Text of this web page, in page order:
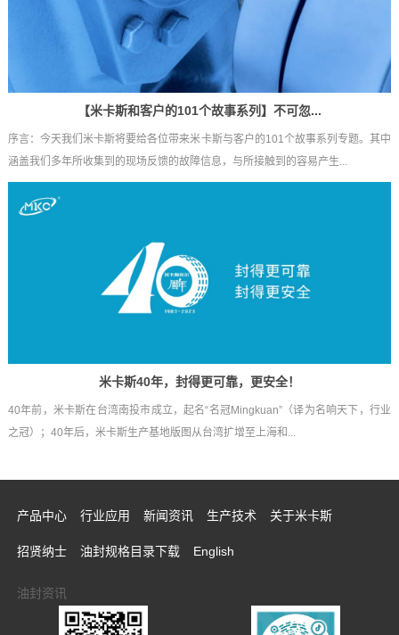
【米卡斯和客户的101个故事系列】不可忽...
序言：今天我们米卡斯将要给各位带来米卡斯与客户的101个故事系列专题。其中
涵盖我们多年所收集到的现场反馈的故障信息，与所接触到的容易产生...
米卡斯40年，封得更可靠，更安全！
40年前，米卡斯在台湾南投市成立，起名“名冠Mingkuan”（译为名响天下，行业
之冠）；40年后，米卡斯生产基地版图从台湾扩增至上海和...
产品中心 行业应用 新闻资讯 生产技术 关于米卡斯
招贤纳士 油封规格目录下载 English
油封资讯